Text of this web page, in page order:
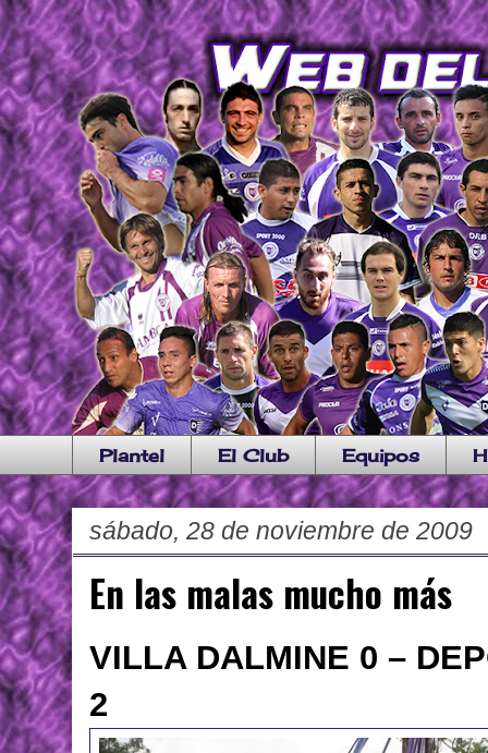
Plantel El Club Equipos
sábado, 28 de noviembre de 2009
En las malas mucho más
VILLA DALMINE 0 –
2